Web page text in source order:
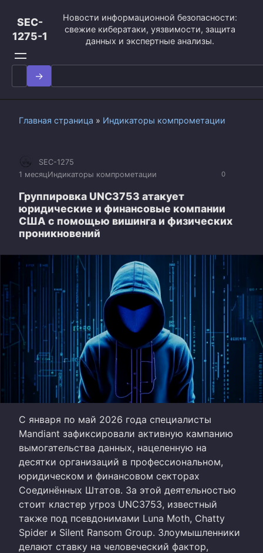
контенту
SEC-
1275-1
Новости информационной безопасности:
свежие кибератаки, уязвимости, защита
данных и экспертные анализы.
Search
for:
Главная страница » Индикаторы компрометации
0
SEC-1275
1 месяцИндикаторы компрометации
Группировка UNC3753 атакует
юридические и финансовые компании
США с помощью вишинга и физических
проникновений
С января по май 2026 года специалисты
Mandiant зафиксировали активную кампанию
вымогательства данных, нацеленную на
десятки организаций в профессиональном,
юридическом и финансовом секторах
Соединённых Штатов. За этой деятельностью
стоит кластер угроз UNC3753, известный
также под псевдонимами Luna Moth, Chatty
Spider и Silent Ransom Group. Злоумышленники
делают ставку на человеческий фактор,